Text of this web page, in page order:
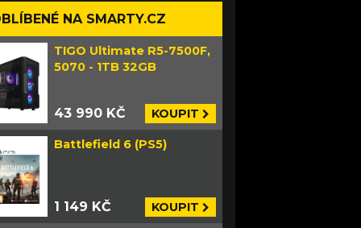
NA SMARTY.CZ
TIGO Ultimate R5-7500F,
5070 - 1TB 32GB
43 990 KČ KOUPIT
Battlefield 6 (PS5)
1 149 KČ KOUPIT